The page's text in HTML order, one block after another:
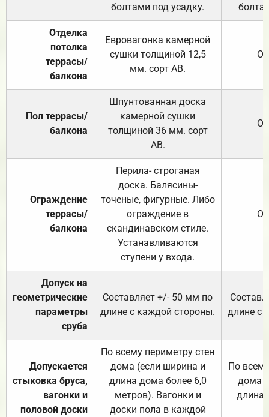
болтами под усадку.
Отделка
потолка
террасы/
балкона
Евровагонка камерной
сушки толщиной 12,5
мм. сорт АВ.
Пол террасы/
балкона
Шпунтованная доска
камерной сушки
толщиной 36 мм. сорт
АВ.
Ограждение
террасы/
балкона
Перила- строганая
доска. Балясины-
точеные, фигурные. Либо
ограждение в
скандинавском стиле.
Устанавливаются
ступени у входа.
Допуск на
геометрические
параметры
сруба
Составляет +/- 50 мм по
длине с каждой стороны.
длине с
Допускается
стыковка бруса,
вагонки и
половой доски
По всему периметру стен
дома (если ширина и
длина дома более 6,0
метров). Вагонки и
доски пола в каждой
По
дома
длина